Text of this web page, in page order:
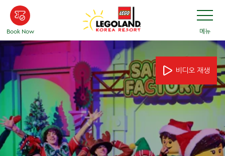
Skip
main
content
Book Now
Toggle
메뉴
비디오 재생